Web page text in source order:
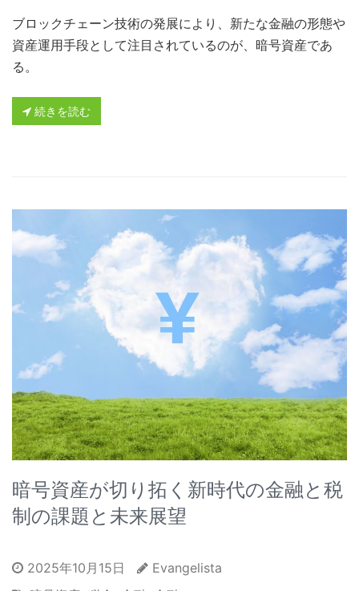
ブロックチェーン技術の発展により、新たな金融の形態や
資産運用手段として注目されているのが、暗号資産であ
る。
続きを読む
暗号資産が切り拓く新時代の金融と税
制の課題と未来展望
2025年10月15日
Evangelista